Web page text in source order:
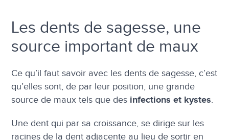
Les dents de sagesse, une
source important de maux
Ce qu’il faut savoir avec les dents de sagesse, c’est
qu’elles sont, de par leur position, une grande
source de maux tels que des infections et kystes.
Une dent qui par sa croissance, se dirige sur les
racines de la dent adjacente au lieu de sortir en